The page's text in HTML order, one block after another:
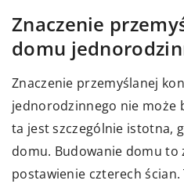
Znaczenie
domu
Znaczenie przemyślanej
jednorodzinnego nie może
ta jest szczególnie istotna,
domu. Budowanie domu to
postawienie czterech